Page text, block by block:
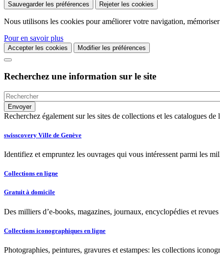
Sauvegarder les préférences Rejeter les cookies
Nous utilisons les cookies pour améliorer votre navigation,
Pour en savoir plus
Accepter les cookies Modifier les préférences
Recherchez une information sur le site
Recherchez également sur les sites de collections et les catalogues
swisscovery Ville de Genève
Identifiez et empruntez les ouvrages qui vous intéressent parmi les
Collections en ligne
Gratuit à domicile
Des milliers d’e-books, magazines, journaux, encyclopédies et
Collections iconographiques en ligne
Photographies, peintures, gravures et estampes: les collections